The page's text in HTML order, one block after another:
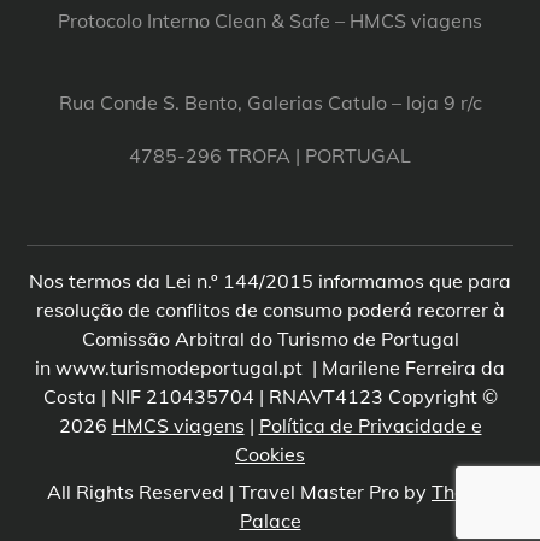
Protocolo Interno Clean & Safe – HMCS viagens
Rua Conde S. Bento, Galerias Catulo – loja 9 r/c
4785-296 TROFA | PORTUGAL
Nos termos da Lei n.º 144/2015 informamos que para
resolução de conflitos de consumo poderá recorrer à
Comissão Arbitral do Turismo de Portugal
in www.turismodeportugal.pt | Marilene Ferreira da
Costa | NIF 210435704 | RNAVT4123 Copyright ©
2026 HMCS viagens | Política de Privacidade e
Cookies
All Rights Reserved | Travel Master Pro by Theme
Palace